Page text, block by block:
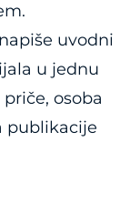
uvodni
u jednu
osoba
publikacije